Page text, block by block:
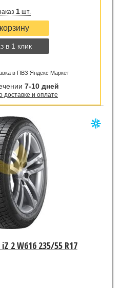
1шт.
в 1 клик
в ПВЗ Яндекс Маркет
7-10 дней
и оплате
2 W616 235/55 R17